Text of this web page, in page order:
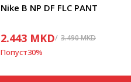
Nike B NP DF FLC PANT
2.443 MKD 3.490MKD
Попуст30%